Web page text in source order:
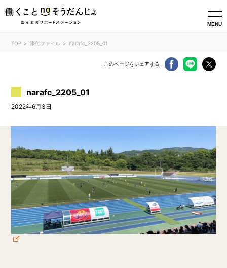
MENU
TOP 添付ファイル narafc_2205_01
このページをシェアする
narafc_2205_01
2022年6月3日